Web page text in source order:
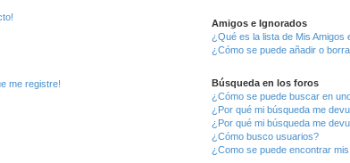
me registre!
Amigos e Ignorados
¿Qué es la lista de Mis Amigos
¿Cómo se puede añadir o
Búsqueda en los foros
¿Cómo se puede buscar en
¿Por qué mi búsqueda me
¿Por qué mi búsqueda me
¿Cómo busco usuarios?
¿Como se puede encontrar